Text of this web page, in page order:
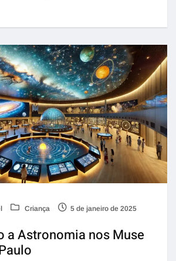
Criança 5 de janeiro de 2025
a Astronomia nos Muse